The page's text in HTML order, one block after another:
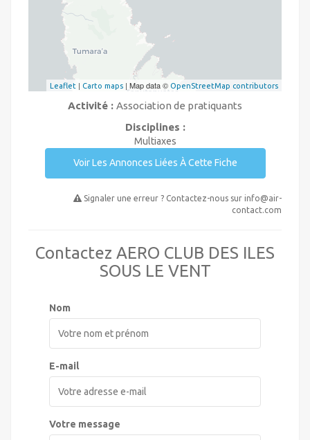
Leaflet | Carto maps | Map data © OpenStreetMap contributors
Activité : Association de pratiquants
Disciplines :
Multiaxes
Voir Les Annonces Liées À Cette Fiche
Signaler une erreur ? Contactez-nous sur info@air-
contact.com
Contactez AERO CLUB DES ILES
SOUS LE VENT
Nom
E-mail
Votre message